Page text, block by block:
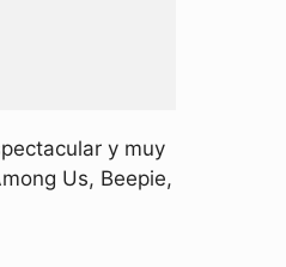
y muy
Us, Beepie,